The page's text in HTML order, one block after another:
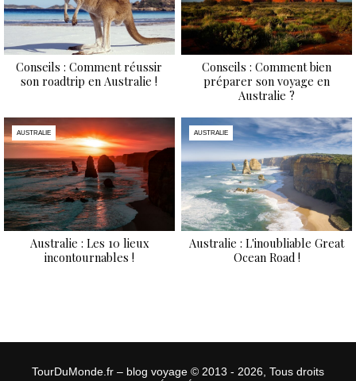
Conseils : Comment réussir
son roadtrip en Australie !
Conseils : Comment bien
préparer son voyage en
Australie ?
AUSTRALIE
Australie : Les 10 lieux
incontournables !
AUSTRALIE
Australie : L'inoubliable Great
Ocean Road !
TourDuMonde.fr – blog voyage © 2013 - 2026, Tous droits